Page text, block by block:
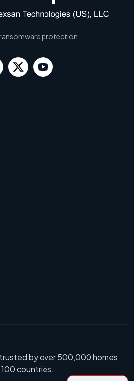
protection
by over 500,000 homes
countries.